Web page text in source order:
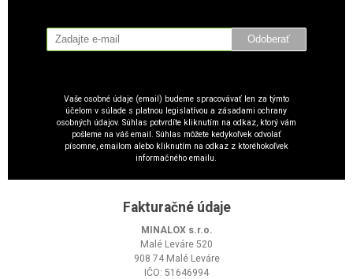
Odoberať
Vaše osobné údaje (email) budeme spracovávať len za týmto
účelom v súlade s platnou legislatívou a zásadami ochrany
osobných údajov. Súhlas potvrdíte kliknutím na odkaz, ktorý vám
pošleme na váš email. Súhlas môžete kedykoľvek odvolať
písomne, emailom alebo kliknutím na odkaz z ktoréhokoľvek
informačného emailu.
Fakturačné údaje
MINALOX s.r.o.
Malé Leváre 520
908 74 Malé Leváre
IČO: 51646994